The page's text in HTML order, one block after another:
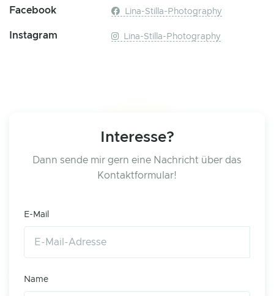
Facebook Lina-Stilla-Photography
Instagram Lina-Stilla-Photography
Interesse?
Dann sende mir gern eine Nachricht über das
Kontaktformular!
E-Mail
Name